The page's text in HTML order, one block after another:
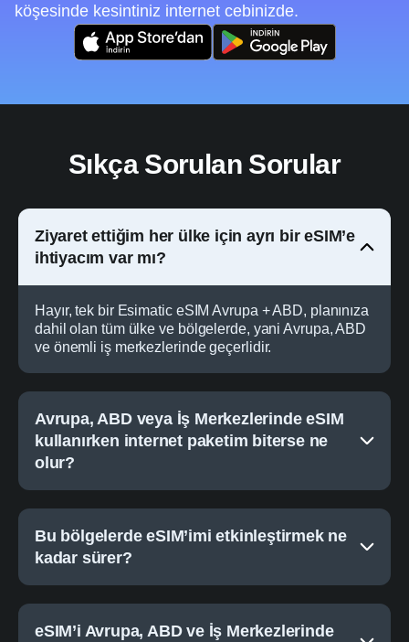
köşesinde kesintiniz internet cebinizde.
Sıkça Sorulan Sorular
Ziyaret ettiğim her ülke için ayrı bir eSIM’e
ihtiyacım var mı?
Hayır, tek bir Esimatic eSIM Avrupa + ABD, planınıza
dahil olan tüm ülke ve bölgelerde, yani Avrupa, ABD
ve önemli iş merkezlerinde geçerlidir.
Avrupa, ABD veya İş Merkezlerinde eSIM
kullanırken internet paketim biterse ne
olur?
Bu bölgelerde eSIM’imi etkinleştirmek ne
kadar sürer?
eSIM’i Avrupa, ABD ve İş Merkezlerinde